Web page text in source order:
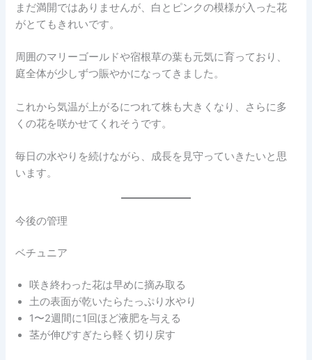
まだ満開ではありませんが、白とピンクの模様が入った花
がとてもきれいです。
周囲のマリーゴールドや宿根草の葉も元気に育っており、
庭全体が少しずつ賑やかになってきました。
これから気温が上がるにつれて株も大きくなり、さらに多
くの花を咲かせてくれそうです。
毎日の水やりを続けながら、成長を見守っていきたいと思
います。
今後の管理
ベチュニア
咲き終わった花は早めに摘み取る
土の表面が乾いたらたっぷり水やり
1〜2週間に1回ほど液肥を与える
茎が伸びすぎたら軽く切り戻す